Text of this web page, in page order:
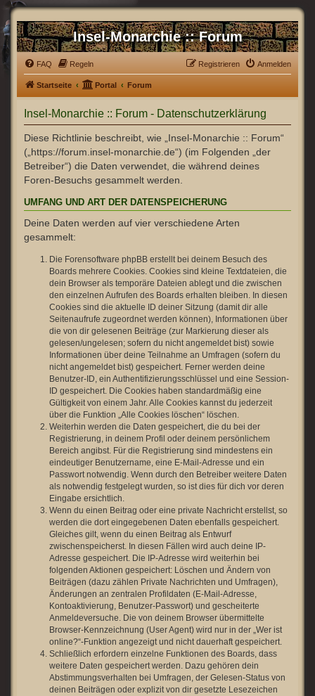
Insel-Monarchie :: Forum
FAQ Regeln Anmelden
Registrieren
Startseite Portal Forum
Insel-Monarchie :: Forum - Datenschutzerklärung
Diese Richtlinie beschreibt, wie „Insel-Monarchie :: Forum“
(„https://forum.insel-monarchie.de“) (im Folgenden „der
Betreiber“) die Daten verwendet, die während deines
Foren-Besuchs gesammelt werden.
UMFANG UND ART DER DATENSPEICHERUNG
Deine Daten werden auf vier verschiedene Arten
gesammelt:
Die Forensoftware phpBB erstellt bei deinem Besuch des
Boards mehrere Cookies. Cookies sind kleine Textdateien, die
dein Browser als temporäre Dateien ablegt und die zwischen
den einzelnen Aufrufen des Boards erhalten bleiben. In diesen
Cookies sind die aktuelle ID deiner Sitzung (damit dir alle
Seitenaufrufe zugeordnet werden können), Informationen über
die von dir gelesenen Beiträge (zur Markierung dieser als
gelesen/ungelesen; sofern du nicht angemeldet bist) sowie
Informationen über deine Teilnahme an Umfragen (sofern du
nicht angemeldet bist) gespeichert. Ferner werden deine
Benutzer-ID, ein Authentifizierungsschlüssel und eine Session-
ID gespeichert. Die Cookies haben standardmäßig eine
Gültigkeit von einem Jahr. Alle Cookies kannst du jederzeit
über die Funktion „Alle Cookies löschen“ löschen.
Weiterhin werden die Daten gespeichert, die du bei der
Registrierung, in deinem Profil oder deinem persönlichem
Bereich angibst. Für die Registrierung sind mindestens ein
eindeutiger Benutzername, eine E-Mail-Adresse und ein
Passwort notwendig. Wenn durch den Betreiber weitere Daten
als notwendig festgelegt wurden, so ist dies für dich vor deren
Eingabe ersichtlich.
Wenn du einen Beitrag oder eine private Nachricht erstellst, so
werden die dort eingegebenen Daten ebenfalls gespeichert.
Gleiches gilt, wenn du einen Beitrag als Entwurf
zwischenspeicherst. In diesen Fällen wird auch deine IP-
Adresse gespeichert. Die IP-Adresse wird weiterhin bei
folgenden Aktionen gespeichert: Löschen und Ändern von
Beiträgen (dazu zählen Private Nachrichten und Umfragen),
Änderungen an zentralen Profildaten (E-Mail-Adresse,
Kontoaktivierung, Benutzer-Passwort) und gescheiterte
Anmeldeversuche. Die von deinem Browser übermittelte
Browser-Kennzeichnung (User Agent) wird nur in der „Wer ist
online?“-Funktion angezeigt und nicht dauerhaft gespeichert.
Schließlich erfordern einzelne Funktionen des Boards, dass
weitere Daten gespeichert werden. Dazu gehören dein
Abstimmungsverhalten bei Umfragen, der Gelesen-Status von
deinen Beiträgen oder explizit von dir gesetzte Lesezeichen